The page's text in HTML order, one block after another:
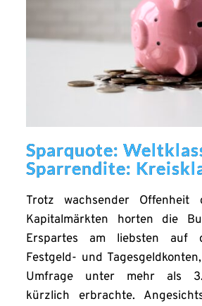
Sparquote:
Sparrendite:
Trotz wachsender Offenheit
Kapitalmärkten horten die
Erspartes am liebsten auf
Festgeld- und
Umfrage unter mehr als
kürzlich erbrachte.